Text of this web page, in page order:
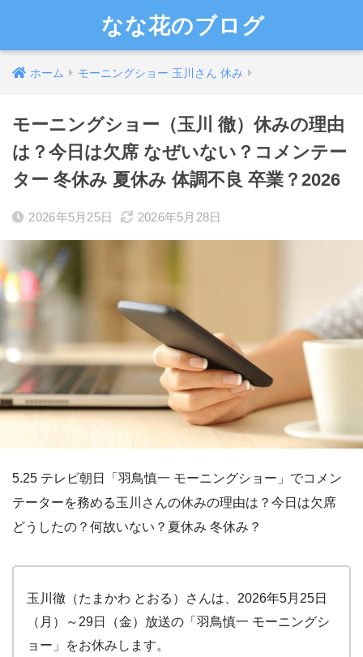
なな花のブログ
ホーム モーニングショー 玉川さん 休み
モーニングショー（玉川 徹）休みの理由
は？今日は欠席 なぜいない？コメンテー
ター 冬休み 夏休み 体調不良 卒業？2026
2026年5月25日 2026年5月28日
5.25 テレビ朝日「羽鳥慎一 モーニングショー」でコメン
テーターを務める玉川さんの休みの理由は？今日は欠席
どうしたの？何故いない？夏休み 冬休み？
玉川徹（たまかわ とおる）さんは、2026年5月25日
（月）～29日（金）放送の「羽鳥慎一 モーニングシ
ョー」をお休みします。